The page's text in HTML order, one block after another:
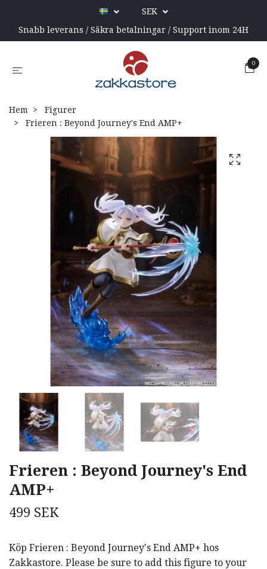
SEK
Snabb leverans / Säkra betalningar / Support inom 24H
0
Hem
Figurer
Frieren : Beyond Journey's End AMP+
Frieren : Beyond Journey's End
AMP+
499 SEK
Köp Frieren : Beyond Journey's End AMP+ hos
Zakkastore. Please be sure to add this figure to your